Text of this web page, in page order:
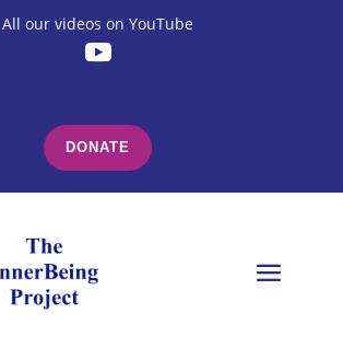
All our videos on YouTube
DONATE